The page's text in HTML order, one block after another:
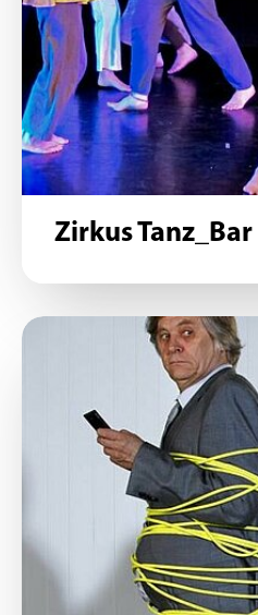
Zirkus Tanz_Bar